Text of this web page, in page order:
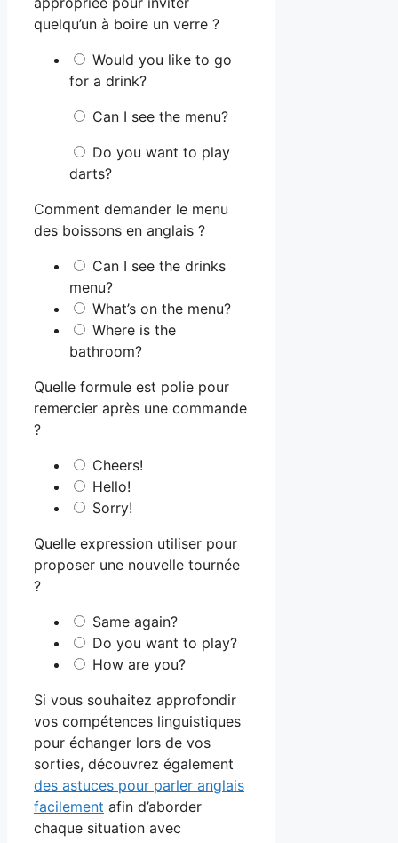
quelqu’un à boire un verre ?
Would you like to go
for a drink?
Can I see the menu?
Do you want to play
darts?
Comment demander le menu
des boissons en anglais ?
Can I see the drinks
menu?
What’s on the menu?
Where is the
bathroom?
Quelle formule est polie pour
remercier après une commande
?
Cheers!
Hello!
Sorry!
Quelle expression utiliser pour
proposer une nouvelle tournée
?
Same again?
Do you want to play?
How are you?
Si vous souhaitez approfondir
vos compétences linguistiques
pour échanger lors de vos
sorties, découvrez également
des astuces pour parler anglais
facilement afin d’aborder
chaque situation avec